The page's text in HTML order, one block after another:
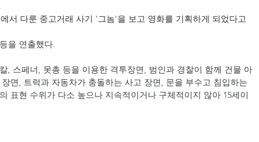
서 다룬 중고거래 사기 '그놈'을 보고 영화를 기획하게 되었다고
을 연출했다.
, 스페너, 못총 등을 이용한 격투장면, 범인과 경찰이 함께 건물 아
면, 트럭과 자동차가 충돌하는 사고 장면, 문을 부수고 침입하는
표현 수위가 다소 높으나 지속적이거나 구체적이지 않아 15세이